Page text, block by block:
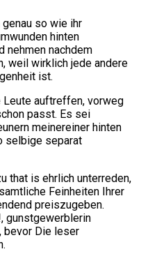
so wie ihr
hinten
nehmen nachdem
weil wirklich jede andere
ist.
auftreffen, vorweg
passt. Es sei
meinereiner hinten
selbige separat
that is ehrlich unterreden,
Feinheiten Ihrer
preiszugeben.
gunstgewerblerin
bevor Die leser